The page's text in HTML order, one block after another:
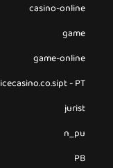
casino-online
game
game-online
icecasino.co.sipt - PT
jurist
n_pu
PB